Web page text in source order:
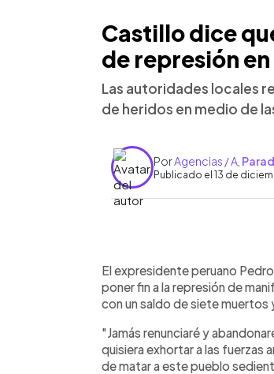
Castillo dice
de represión en
Las autoridades locales
de heridos en medio de
PorAgencias / A
Publicado el 13 de
► Escuchar artículo
El expresidente peruano
poner fin a la represión de
con un saldo de siete muertos
"Jamás renunciaré y
quisiera exhortar a las fuerzas
de matar a este pueblo